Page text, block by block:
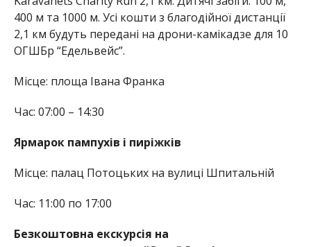
400 м та 1000 м. Усі кошти з благодійної дистанції
2,1 км будуть передані на дрони-камікадзе для 10
ОГШБр “Едельвейс”.
Місце: площа Івана Франка
Час: 07:00 – 14:30
Ярмарок пампухів і пиріжків
Місце: палац Потоцьких на вулиці Шпитальній
Час: 11:00 по 17:00
Безкоштовна екскурсія на